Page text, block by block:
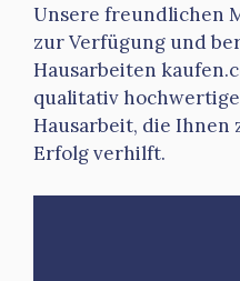
Unsere freundlichen
zur Verfügung und
Hausarbeiten
qualitativ
Hausarbeit, die Ihnen
Erfolg verhilft.